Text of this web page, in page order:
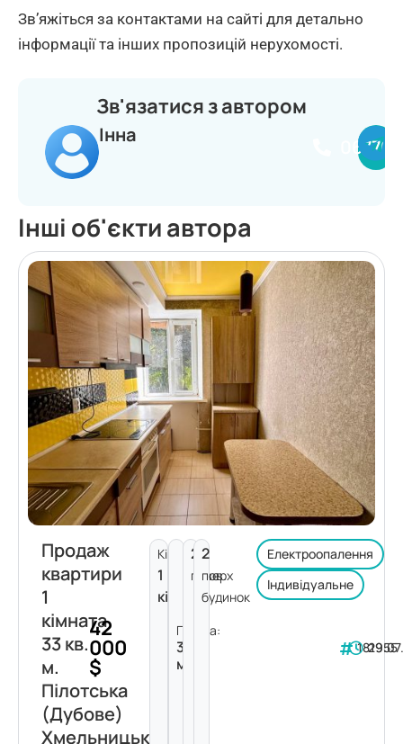
Зв’яжіться за контактами на сайті для детально
інформації та інших пропозицій нерухомості.
Зв'язатися з автором
Інна
Інші об'єкти автора
Продаж
квартири
1
кімната
33 кв.
м.
Пілотська
(Дубове)
Хмельницький
42
000
$
Кімнат:
1
кімната
Площа:
33
м²
2
поверх
2
пов.
будинок
Електроопалення
Індивідуальне
181955